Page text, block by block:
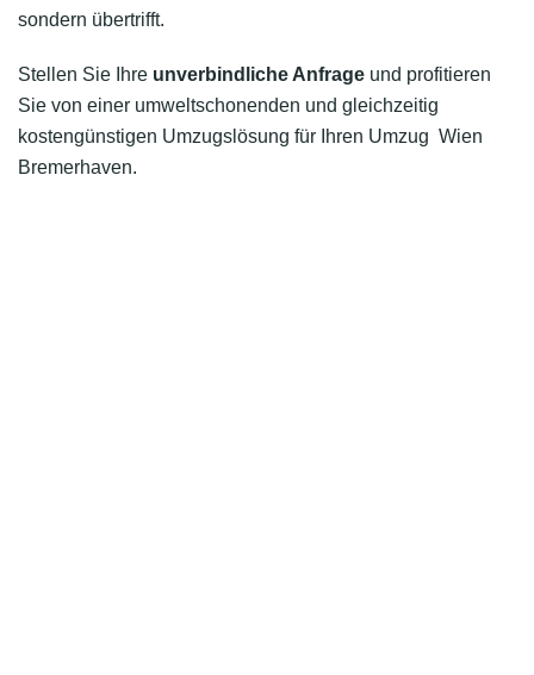
sondern übertrifft.
Stellen Sie Ihre unverbindliche Anfrage und profitieren
Sie von einer umweltschonenden und gleichzeitig
kostengünstigen Umzugslösung für Ihren Umzug Wien
Bremerhaven.